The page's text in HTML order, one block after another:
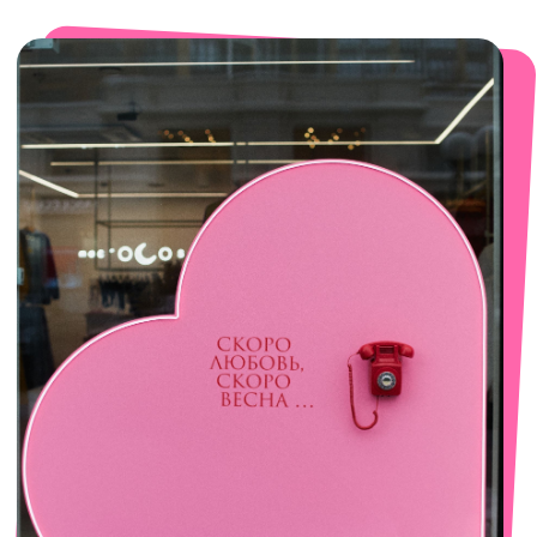
Сочи
Село Эстосадок, ТРЦ Горки Молл,
Горная Карусель, 3
+7 (919) 374-04-04
с 10-00 до 22-00
смотреть в Яндекс. Картах